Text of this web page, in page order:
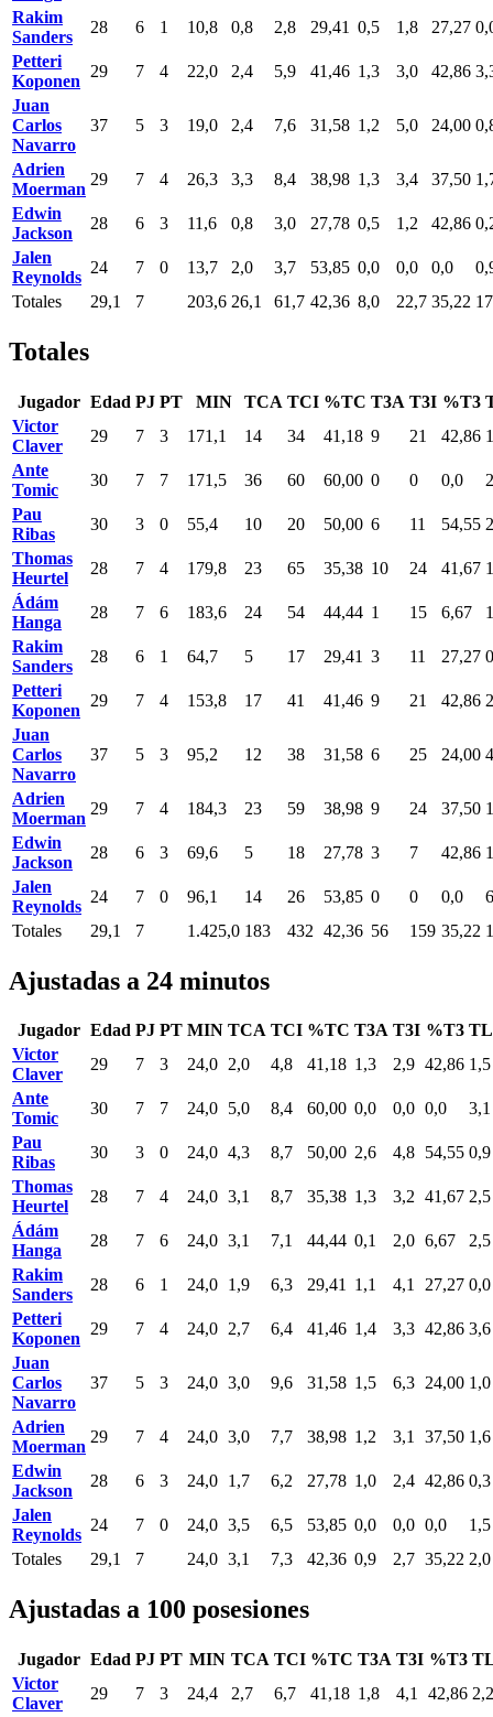
Rakim
Sanders
28 6 1 10,8 0,8 2,8 29,41 0,5 1,8 27,27
Petteri
Koponen
29 7 4 22,0 2,4 5,9 41,46 1,3 3,0 42,86
Juan
Carlos
Navarro
37 5 3 19,0 2,4 7,6 31,58 1,2 5,0 24,00
Adrien
Moerman
29 7 4 26,3 3,3 8,4 38,98 1,3 3,4 37,50
Edwin
Jackson
28 6 3 11,6 0,8 3,0 27,78 0,5 1,2 42,86
Jalen
Reynolds
24 7 0 13,7 2,0 3,7 53,85 0,0 0,0 0,0
Totales
29,1 7 203,6 26,1 61,7 42,36 8,0 22,7 35,22
Totales
Jugador Edad PJ PT MIN TCA TCI %TC T3A T3I %T3
Victor
Claver
29 7 3 171,1 14 34 41,18 9 21 42,86
Ante
Tomic
30 7 7 171,5 36 60 60,00 0 0 0,0
Pau
Ribas
30 3 0 55,4 10 20 50,00 6 11 54,55 2
Thomas
Heurtel
28 7 4 179,8 23 65 35,38 10 24 41,67
Ádám
Hanga
28 7 6 183,6 24 54 44,44 1 15 6,67
Rakim
Sanders
28 6 1 64,7 5 17 29,41 3 11 27,27 0
Petteri
Koponen
29 7 4 153,8 17 41 41,46 9 21 42,86
Juan
Carlos
Navarro
37 5 3 95,2 12 38 31,58 6 25 24,00 4
Adrien
Moerman
29 7 4 184,3 23 59 38,98 9 24 37,50
Edwin
Jackson
28 6 3 69,6 5 18 27,78 3 7 42,86 1
Jalen
Reynolds
24 7 0 96,1 14 26 53,85 0 0 0,0
6
Totales
29,1 7 1.425,0 183 432 42,36 56 159 35,22
Ajustadas a 24 minutos
Jugador Edad PJ PT MIN TCA TCI %TC T3A T3I %T3
Victor
Claver
29 7 3 24,0 2,0 4,8 41,18 1,3 2,9 42,86 1,5
Ante
Tomic
30 7 7 24,0 5,0 8,4 60,00 0,0 0,0 0,0
3,1
Pau
Ribas
30 3 0 24,0 4,3 8,7 50,00 2,6 4,8 54,55 0,9
Thomas
Heurtel
28 7 4 24,0 3,1 8,7 35,38 1,3 3,2 41,67 2,5
Ádám
Hanga
28 7 6 24,0 3,1 7,1 44,44 0,1 2,0 6,67
2,5
Rakim
Sanders
28 6 1 24,0 1,9 6,3 29,41 1,1 4,1 27,27 0,0
Petteri
Koponen
29 7 4 24,0 2,7 6,4 41,46 1,4 3,3 42,86 3,6
Juan
Carlos
Navarro
37 5 3 24,0 3,0 9,6 31,58 1,5 6,3 24,00 1,0
Adrien
Moerman
29 7 4 24,0 3,0 7,7 38,98 1,2 3,1 37,50 1,6
Edwin
Jackson
28 6 3 24,0 1,7 6,2 27,78 1,0 2,4 42,86 0,3
Jalen
Reynolds
24 7 0 24,0 3,5 6,5 53,85 0,0 0,0 0,0
1,5
Totales
29,1 7 24,0 3,1 7,3 42,36 0,9 2,7 35,22 2,0
Ajustadas a 100 posesiones
Jugador Edad PJ PT MIN TCA TCI %TC T3A T3I %T3
Victor
Claver
29 7 3 24,4 2,7 6,7 41,18 1,8 4,1 42,86 2,2